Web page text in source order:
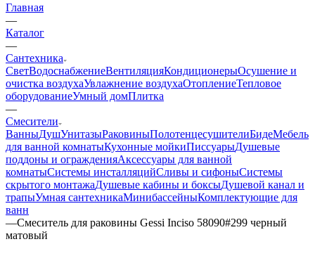
Главная
—
Каталог
—
Сантехника
СветВодоснабжениеВентиляцияКондиционерыОсушение и
очистка воздухаУвлажнение воздухаОтоплениеТепловое
оборудованиеУмный домПлитка
—
Смесители
ВанныДушУнитазыРаковиныПолотенцесушителиБидеМебель
для ванной комнатыКухонные мойкиПиссуарыДушевые
поддоны и огражденияАксессуары для ванной
комнатыСистемы инсталляцийСливы и сифоныСистемы
скрытого монтажаДушевые кабины и боксыДушевой канал и
трапыУмная сантехникаМинибассейныКомплектующие для
ванн
—Смеситель для раковины Gessi Inciso 58090#299 черный
матовый